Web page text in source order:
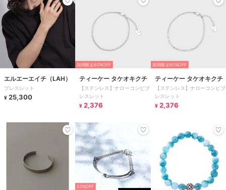
エルエーエイチ（LAH）
ブレスレット
¥ 25,300
期間限定60%OFF
ティーケー タケオキクチ
【ステンレス】ナローコンビブ
レスレット
¥ 2,376
期間限定60%OFF
ティーケー タケオキクチ
【ステンレス】ナローコンビブ
レスレット
¥ 2,376
20%OFF